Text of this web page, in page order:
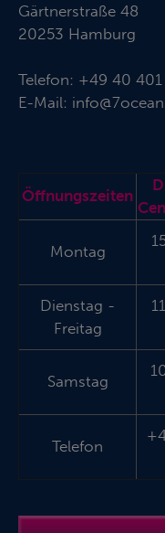
Gärtnerstraße 48
20253 Hamburg
Telefon: +49 40 401
E-Mail:
Öffnungszeiten
Montag
Dienstag -
Freitag
Samstag
Telefon